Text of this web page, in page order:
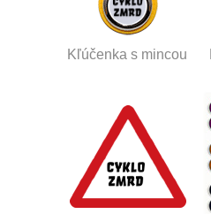
Kľúčenka s mincou